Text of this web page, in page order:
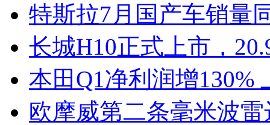
特斯拉7月国产车销量
长城H10正式上市，
本田Q1净利润增130%
欧摩威第二条毫米波